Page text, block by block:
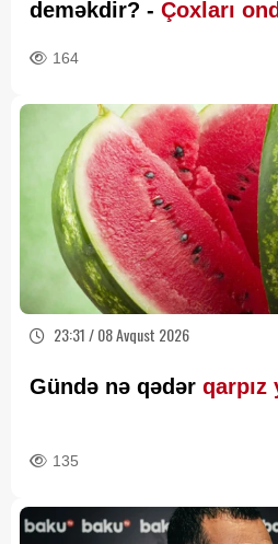
deməkdir? - Çoxları
164
23:31 / 08 Avqust 2026
Gündə nə qədər qarpız
135